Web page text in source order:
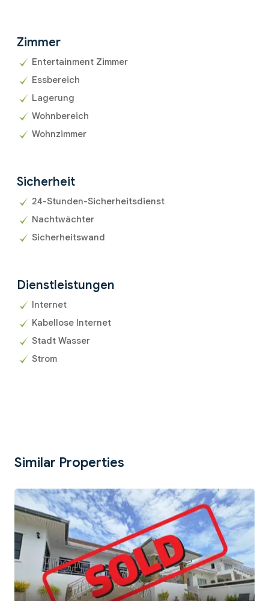
Zimmer
Entertainment Zimmer
Essbereich
Lagerung
Wohnbereich
Wohnzimmer
Sicherheit
24-Stunden-Sicherheitsdienst
Nachtwächter
Sicherheitswand
Dienstleistungen
Internet
Kabellose Internet
Stadt Wasser
Strom
Similar Properties